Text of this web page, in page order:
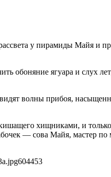
у пирамиды Майя и
обоняние ягуара и слух
волны прибоя,
хищниками, и
— сова Майя, мастер по
604453